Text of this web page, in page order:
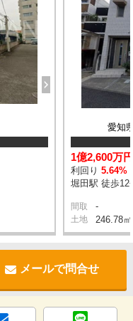
愛知
1億2,600万円
利回り 5.64%
堀田駅 徒歩12
間取 -
土地 246.78㎡
メールで問合せ